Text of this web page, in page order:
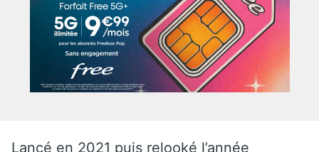
Lancé en 2021 puis relooké l’année